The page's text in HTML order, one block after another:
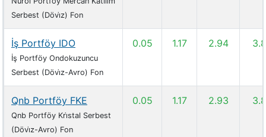
Serbest (Dövi̇z) Fon
İş Portföy IDO
İş Portföy Ondokuzuncu
Serbest (Dövi̇z-Avro) Fon
0.05 1.17 2.94
Qnb Portföy FKE
Qnb Portföy Kri̇stal Serbest
(Dövi̇z-Avro) Fon
0.05 1.17 2.93